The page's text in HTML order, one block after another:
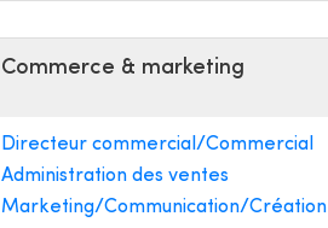
Commerce & marketing
Directeur commercial/Commercial
Administration des ventes
Marketing/Communication/Création